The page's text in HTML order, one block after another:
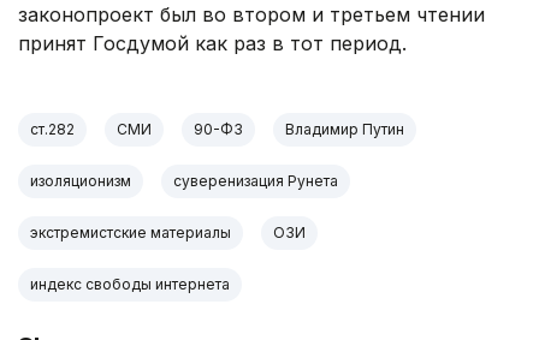
законопроект был во втором и третьем чтении
принят Госдумой как раз в тот период.
ст.282 СМИ 90-ФЗ Владимир Путин
изоляционизм суверенизация Рунета
экстремистские материалы ОЗИ
индекс свободы интернета